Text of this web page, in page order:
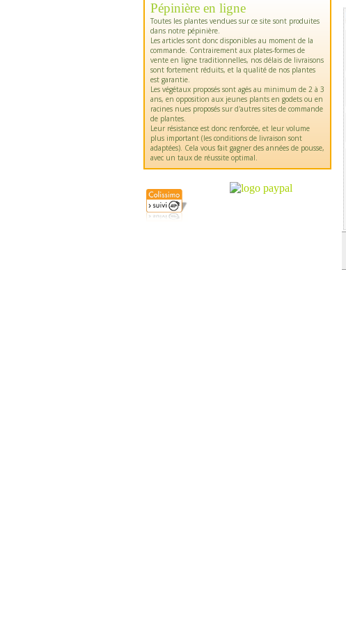
Pépinière en ligne
Toutes les plantes vendues sur ce site sont produites
dans notre pépinière.
Les articles sont donc disponibles au moment de la
commande. Contrairement aux plates-formes de
vente en ligne traditionnelles, nos délais de livraisons
sont fortement réduits, et la qualité de nos plantes
est garantie.
Les végétaux proposés sont agés au minimum de 2 à 3
ans, en opposition aux jeunes plants en godets ou en
racines nues proposés sur d'autres sites de commande
de plantes.
Leur résistance est donc renforcée, et leur volume
plus important (les conditions de livraison sont
adaptées). Cela vous fait gagner des années de pousse,
avec un taux de réussite optimal.